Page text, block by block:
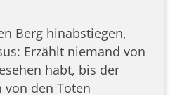
Berg hinabstiegen,
Erzählt niemand von
habt, bis der
von den Toten